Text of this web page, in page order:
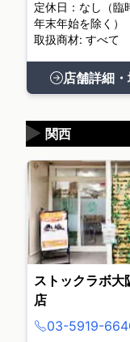
定休日：なし（臨
年末年始を除く）
取扱商材: すべて
店舗詳細・
関西
▶
ストックラボ大
店
03-5919-